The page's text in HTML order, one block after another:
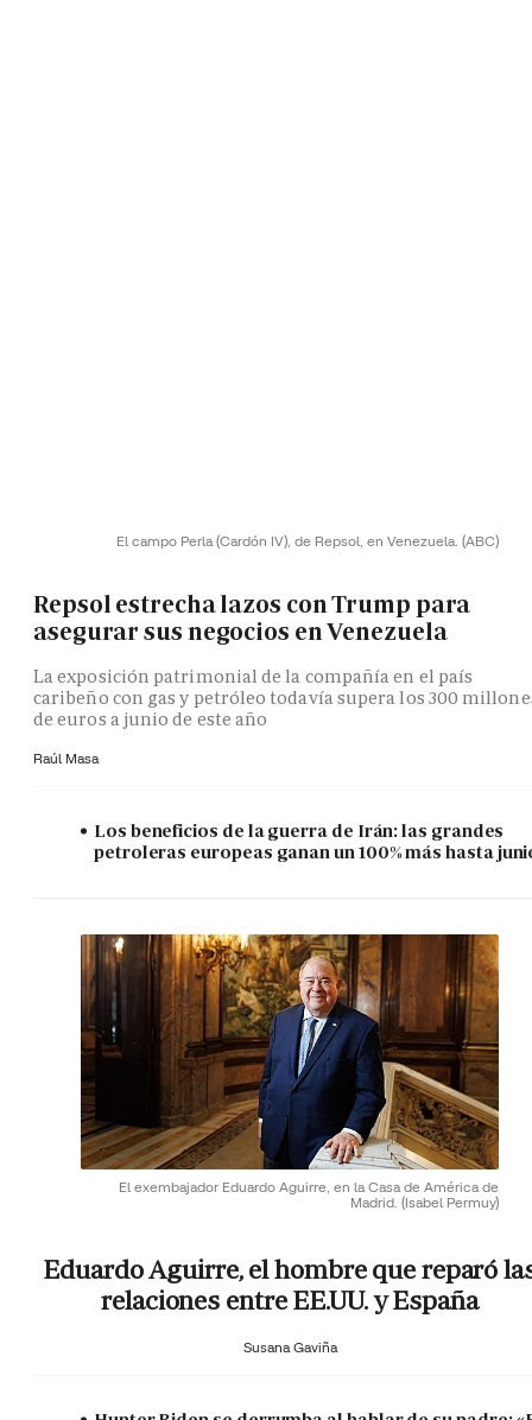
El campo Perla (Cardón IV), de Repsol, en Venezuela. (ABC)
Repsol estrecha lazos con Trump para
asegurar sus negocios en Venezuela
La exposición patrimonial de la compañía en el país
caribeño con gas y petróleo todavía supera los 300
de euros a junio de este año
Raúl Masa
Los beneficios de la guerra de Irán: las grandes
petroleras europeas ganan un 100% más hasta
El exembajador Eduardo Aguirre, en la Casa de América de
Madrid. (Isabel Permuy)
Eduardo Aguirre, el hombre que reparó
relaciones entre EE.UU. y España
Susana Gaviña